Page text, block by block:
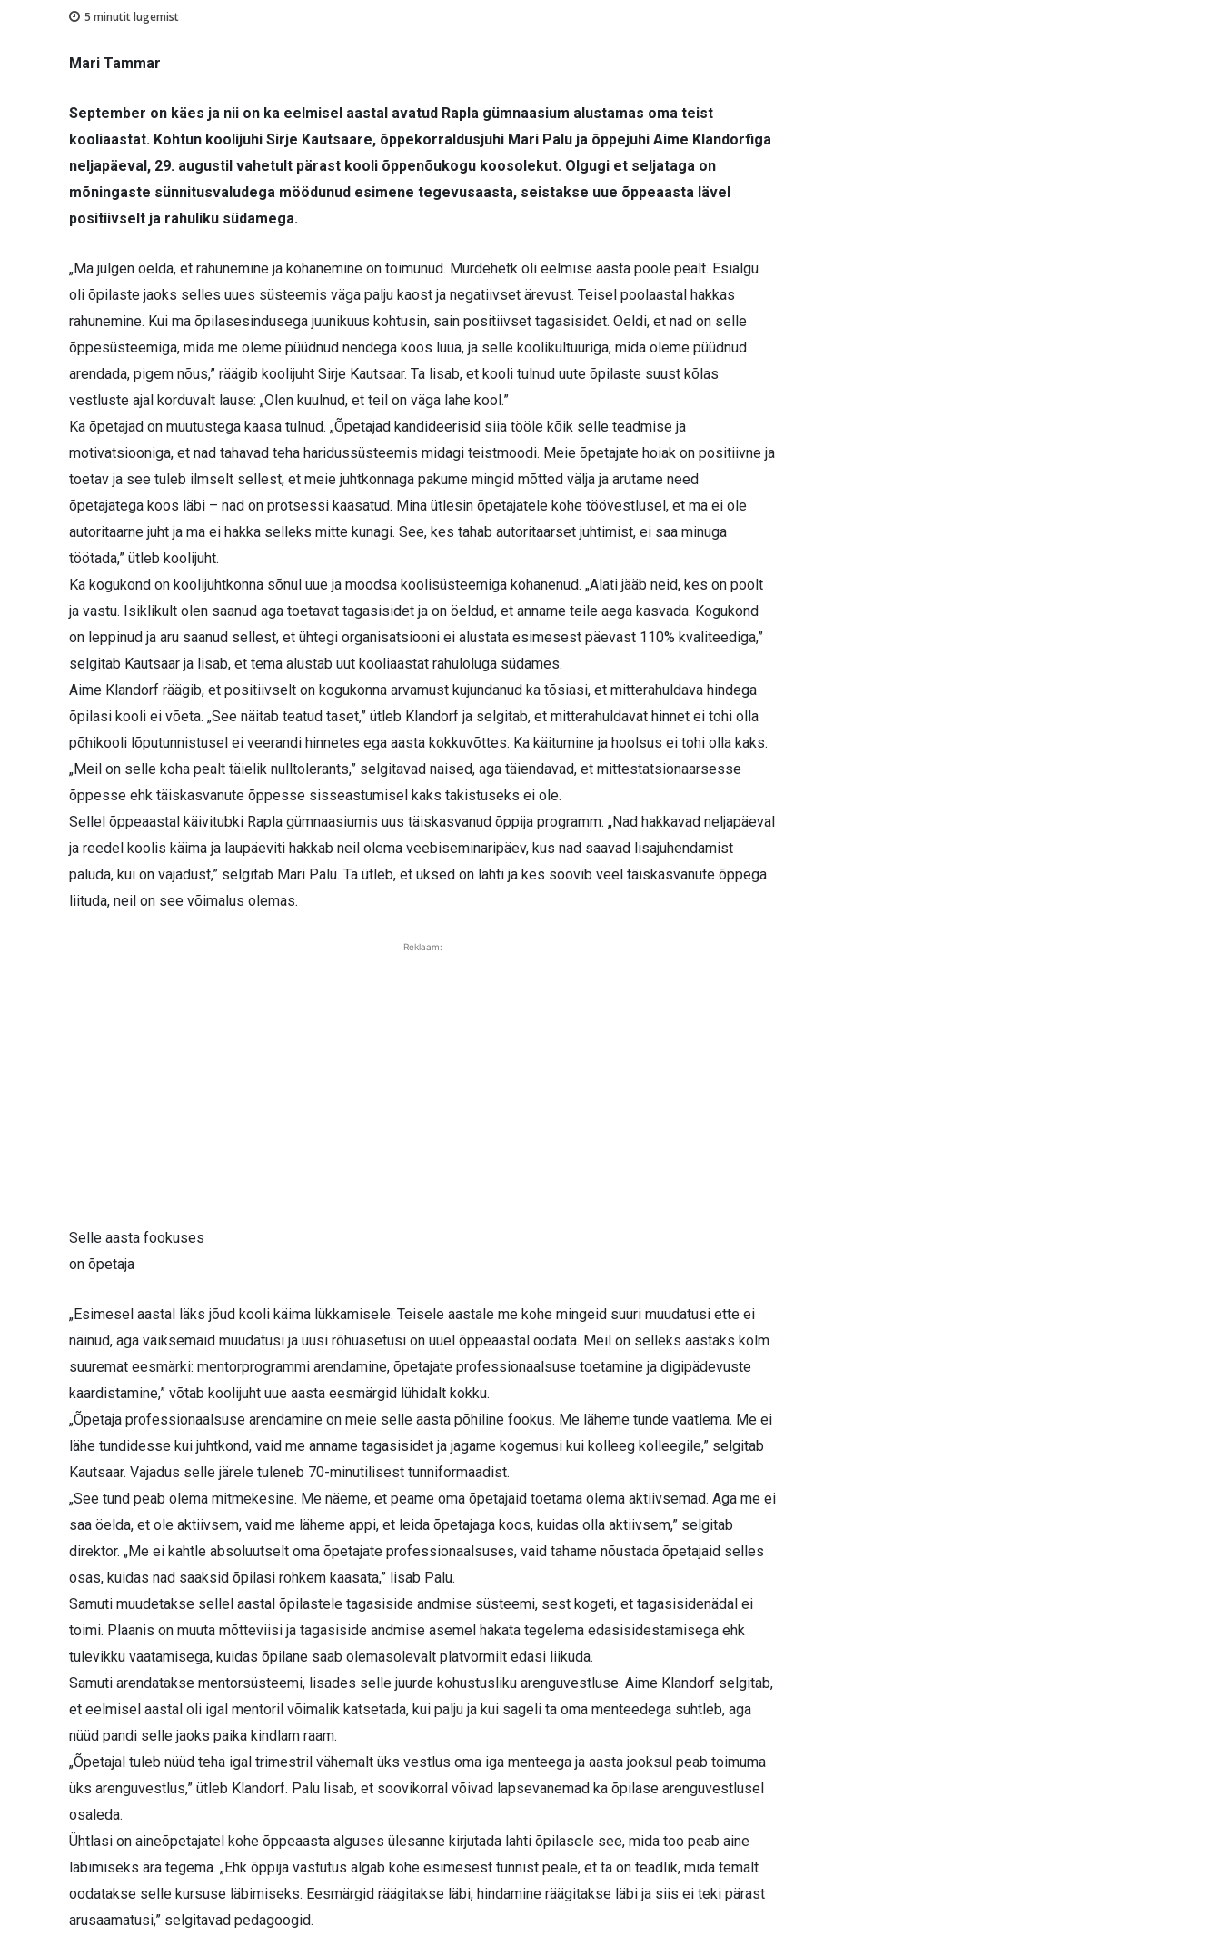
5 minutit lugemist
Mari Tammar
September on käes ja nii on ka eelmisel aastal avatud Rapla gümnaasium alustamas oma teist
kooliaastat. Kohtun koolijuhi Sirje Kautsaare, õppekorraldusjuhi Mari Palu ja õppejuhi Aime Klandorfiga
neljapäeval, 29. augustil vahetult pärast kooli õppenõukogu koosolekut. Olgugi et seljataga on
mõningaste sünnitusvaludega möödunud esimene tegevusaasta, seistakse uue õppeaasta lävel
positiivselt ja rahuliku südamega.
„Ma julgen öelda, et rahunemine ja kohanemine on toimunud. Murdehetk oli eelmise aasta poole pealt. Esialgu
oli õpilaste jaoks selles uues süsteemis väga palju kaost ja negatiivset ärevust. Teisel poolaastal hakkas
rahunemine. Kui ma õpilasesindusega juunikuus kohtusin, sain positiivset tagasisidet. Öeldi, et nad on selle
õppesüsteemiga, mida me oleme püüdnud nendega koos luua, ja selle koolikultuuriga, mida oleme püüdnud
arendada, pigem nõus,” räägib koolijuht Sirje Kautsaar. Ta lisab, et kooli tulnud uute õpilaste suust kõlas
vestluste ajal korduvalt lause: „Olen kuulnud, et teil on väga lahe kool.”
Ka õpetajad on muutustega kaasa tulnud. „Õpetajad kandideerisid siia tööle kõik selle teadmise ja
motivatsiooniga, et nad tahavad teha haridussüsteemis midagi teistmoodi. Meie õpetajate hoiak on positiivne ja
toetav ja see tuleb ilmselt sellest, et meie juhtkonnaga pakume mingid mõtted välja ja arutame need
õpetajatega koos läbi – nad on protsessi kaasatud. Mina ütlesin õpetajatele kohe töövestlusel, et ma ei ole
autoritaarne juht ja ma ei hakka selleks mitte kunagi. See, kes tahab autoritaarset juhtimist, ei saa minuga
töötada,” ütleb koolijuht.
Ka kogukond on koolijuhtkonna sõnul uue ja moodsa koolisüsteemiga kohanenud. „Alati jääb neid, kes on poolt
ja vastu. Isiklikult olen saanud aga toetavat tagasisidet ja on öeldud, et anname teile aega kasvada. Kogukond
on leppinud ja aru saanud sellest, et ühtegi organisatsiooni ei alustata esimesest päevast 110% kvaliteediga,”
selgitab Kautsaar ja lisab, et tema alustab uut kooliaastat rahuloluga südames.
Aime Klandorf räägib, et positiivselt on kogukonna arvamust kujundanud ka tõsiasi, et mitterahuldava hindega
õpilasi kooli ei võeta. „See näitab teatud taset,” ütleb Klandorf ja selgitab, et mitterahuldavat hinnet ei tohi olla
põhikooli lõputunnistusel ei veerandi hinnetes ega aasta kokkuvõttes. Ka käitumine ja hoolsus ei tohi olla kaks.
„Meil on selle koha pealt täielik nulltolerants,” selgitavad naised, aga täiendavad, et mittestatsionaarsesse
õppesse ehk täiskasvanute õppesse sisseastumisel kaks takistuseks ei ole.
Sellel õppeaastal käivitubki Rapla gümnaasiumis uus täiskasvanud õppija programm. „Nad hakkavad neljapäeval
ja reedel koolis käima ja laupäeviti hakkab neil olema veebiseminaripäev, kus nad saavad lisajuhendamist
paluda, kui on vajadust,” selgitab Mari Palu. Ta ütleb, et uksed on lahti ja kes soovib veel täiskasvanute õppega
liituda, neil on see võimalus olemas.
Reklaam:
Selle aasta fookuses
on õpetaja
„Esimesel aastal läks jõud kooli käima lükkamisele. Teisele aastale me kohe mingeid suuri muudatusi ette ei
näinud, aga väiksemaid muudatusi ja uusi rõhuasetusi on uuel õppeaastal oodata. Meil on selleks aastaks kolm
suuremat eesmärki: mentorprogrammi arendamine, õpetajate professionaalsuse toetamine ja digipädevuste
kaardistamine,” võtab koolijuht uue aasta eesmärgid lühidalt kokku.
„Õpetaja professionaalsuse arendamine on meie selle aasta põhiline fookus. Me läheme tunde vaatlema. Me ei
lähe tundidesse kui juhtkond, vaid me anname tagasisidet ja jagame kogemusi kui kolleeg kolleegile,” selgitab
Kautsaar. Vajadus selle järele tuleneb 70-minutilisest tunniformaadist.
„See tund peab olema mitmekesine. Me näeme, et peame oma õpetajaid toetama olema aktiivsemad. Aga me ei
saa öelda, et ole aktiivsem, vaid me läheme appi, et leida õpetajaga koos, kuidas olla aktiivsem,” selgitab
direktor. „Me ei kahtle absoluutselt oma õpetajate professionaalsuses, vaid tahame nõustada õpetajaid selles
osas, kuidas nad saaksid õpilasi rohkem kaasata,” lisab Palu.
Samuti muudetakse sellel aastal õpilastele tagasiside andmise süsteemi, sest kogeti, et tagasisidenädal ei
toimi. Plaanis on muuta mõtteviisi ja tagasiside andmise asemel hakata tegelema edasisidestamisega ehk
tulevikku vaatamisega, kuidas õpilane saab olemasolevalt platvormilt edasi liikuda.
Samuti arendatakse mentorsüsteemi, lisades selle juurde kohustusliku arenguvestluse. Aime Klandorf selgitab,
et eelmisel aastal oli igal mentoril võimalik katsetada, kui palju ja kui sageli ta oma menteedega suhtleb, aga
nüüd pandi selle jaoks paika kindlam raam.
„Õpetajal tuleb nüüd teha igal trimestril vähemalt üks vestlus oma iga menteega ja aasta jooksul peab toimuma
üks arenguvestlus,” ütleb Klandorf. Palu lisab, et soovikorral võivad lapsevanemad ka õpilase arenguvestlusel
osaleda.
Ühtlasi on aineõpetajatel kohe õppeaasta alguses ülesanne kirjutada lahti õpilasele see, mida too peab aine
läbimiseks ära tegema. „Ehk õppija vastutus algab kohe esimesest tunnist peale, et ta on teadlik, mida temalt
oodatakse selle kursuse läbimiseks. Eesmärgid räägitakse läbi, hindamine räägitakse läbi ja siis ei teki pärast
arusaamatusi,” selgitavad pedagoogid.